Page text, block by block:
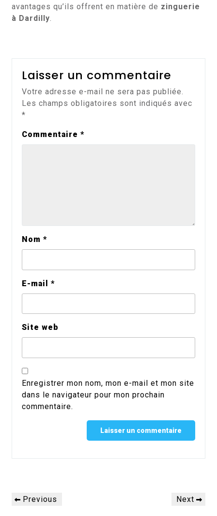
avantages qu’ils offrent en matière de zinguerie
à Dardilly.
Laisser un commentaire
Votre adresse e-mail ne sera pas publiée.
Les champs obligatoires sont indiqués avec
*
Commentaire *
Nom *
E-mail *
Site web
Enregistrer mon nom, mon e-mail et mon site
dans le navigateur pour mon prochain
commentaire.
Navigation
dePrevious
Previous
Next
Next